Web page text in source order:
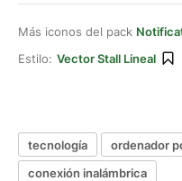
Más iconos del pack
Estilo: Vector Stall Lineal
tecnología ordenador
conexión inalámbrica